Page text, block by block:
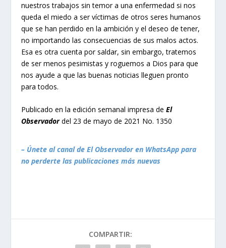
nuestros trabajos sin temor a una enfermedad si nos
queda el miedo a ser víctimas de otros seres humanos
que se han perdido en la ambición y el deseo de tener,
no importando las consecuencias de sus malos actos.
Esa es otra cuenta por saldar, sin embargo, tratemos
de ser menos pesimistas y roguemos a Dios para que
nos ayude a que las buenas noticias lleguen pronto
para todos.
Publicado en la edición semanal impresa deEl
Observadordel 23 de mayo de 2021 No. 1350
– Únete al canal de El Observador en WhatsApp para
no perderte las publicaciones más nuevas
COMPARTIR: